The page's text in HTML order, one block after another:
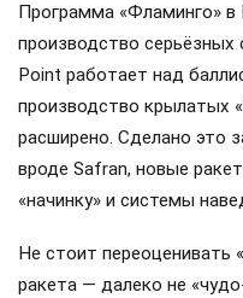
Программа «Фламинго» в
производство
Point работает над
производство крылатых
расширено. Сделано это
вроде Safran, новые
«начинку» и системы
Не стоит переоценивать
ракета — далеко не